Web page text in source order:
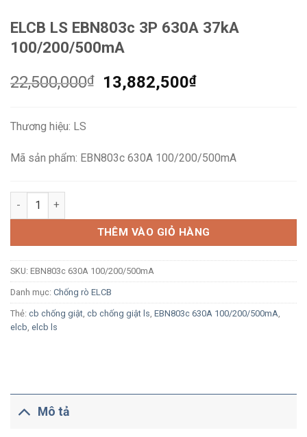
ELCB LS EBN803c 3P 630A 37kA
100/200/500mA
22,500,000₫
Giá
13,882,500₫Giá
Thương hiệu: LS
Mã sản phẩm: EBN803c 630A 100/200/500mA
ELCB LS EBN803c 3P 630A 37kA 100/200/500mA số lượng
THÊM VÀO GIỎ HÀNG
SKU: EBN803c 630A 100/200/500mA
Danh mục: Chống rò ELCB
Thẻ: cb chống giật cb chống giật ls EBN803c 630A 100/200/500mA
elcb elcb ls
Mô tả